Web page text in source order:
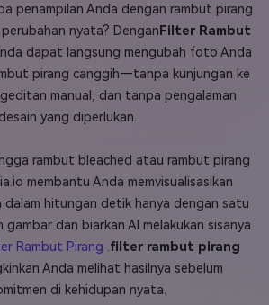
AI
>>
Apa yang Baru
AI
>>
Masuk
Berkreasi dengan AI
penampilan Anda dengan rambut pirang
nyata? Dengan Filter Rambut
dapat langsung mengubah foto Anda
pirang canggih—tanpa kunjungan ke
manual, dan tanpa pengalaman
desain yang diperlukan.
rambut bleached atau rambut pirang
membantu Anda memvisualisasikan
dalam hitungan detik hanya dengan satu
dan biarkan AI melakukan sisanya
Rambut Pirang .filter rambut pirang
Anda melihat hasilnya sebelum
di kehidupan nyata.